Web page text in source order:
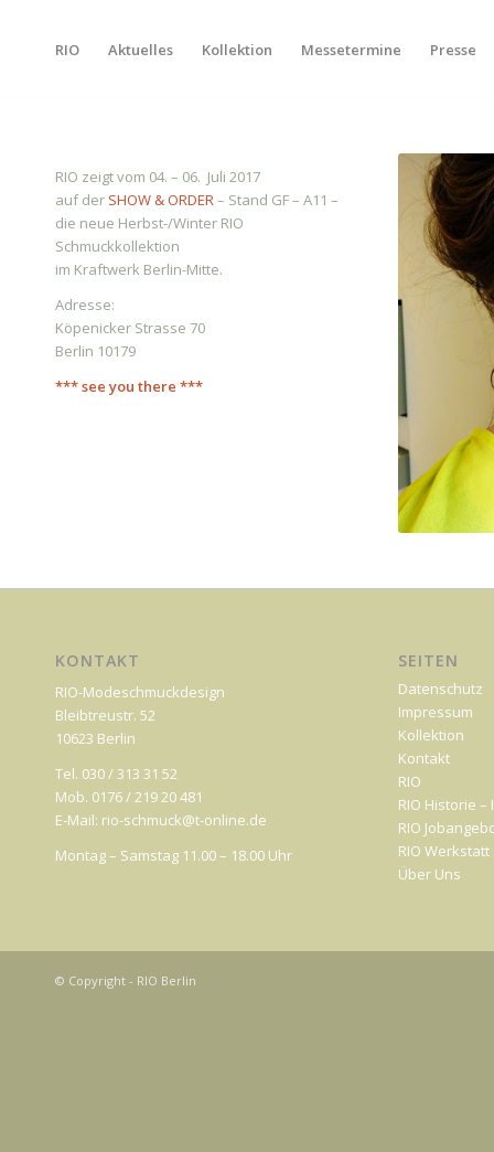
RIO Aktuelles Kollektion Messetermine Presse
RIO zeigt vom 04. – 06. Juli 2017
auf der SHOW & ORDER– Stand GF – A11 –
die neue Herbst-/Winter RIO
Schmuckkollektion
im Kraftwerk Berlin-Mitte.
Adresse:
Köpenicker Strasse 70
Berlin 10179
*** see you there ***
KONTAKT
RIO-Modeschmuckdesign
Bleibtreustr. 52
10623 Berlin
Tel. 030 / 313 31 52
Mob. 0176 / 219 20 481
E-Mail: rio-schmuck@t-online.de
Montag – Samstag 11.00 – 18.00 Uhr
SEITEN
Datenschutz
Impressum
Kollektion
Kontakt
RIO
RIO Historie
RIO
RIO Werkstatt
Über Uns
© Copyright - RIO Berlin